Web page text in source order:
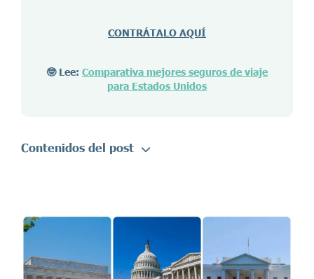
CONTRÁTALO AQUÍ
🤓 Lee: Comparativa mejores seguros de viaje
para Estados Unidos
Contenidos del post